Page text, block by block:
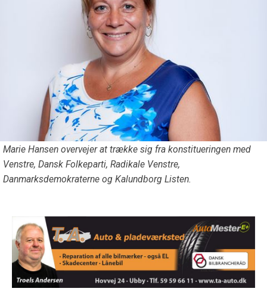
Marie Hansen overvejer at trække sig fra konstitueringen med
Venstre, Dansk Folkeparti, Radikale Venstre,
Danmarksdemokraterne og Kalundborg Listen.